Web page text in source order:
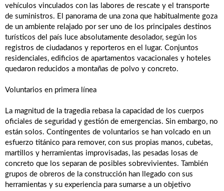
vehículos vinculados con las labores de rescate y el transporte
de suministros. El panorama de una zona que habitualmente goza
de un ambiente relajado por ser uno de los principales destinos
turísticos del país luce absolutamente desolador, según los
registros de ciudadanos y reporteros en el lugar. Conjuntos
residenciales, edificios de apartamentos vacacionales y hoteles
quedaron reducidos a montañas de polvo y concreto.
Voluntarios en primera línea
La magnitud de la tragedia rebasa la capacidad de los cuerpos
oficiales de seguridad y gestión de emergencias. Sin embargo, no
están solos. Contingentes de voluntarios se han volcado en un
esfuerzo titánico para remover, con sus propias manos, cubetas,
martillos y herramientas improvisadas, las pesadas losas de
concreto que los separan de posibles sobrevivientes. También
grupos de obreros de la construcción han llegado con sus
herramientas y su experiencia para sumarse a un objetivo